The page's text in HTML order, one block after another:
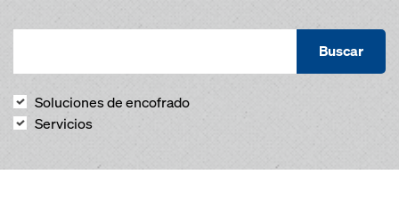
Buscar
Soluciones de encofrado
Servicios